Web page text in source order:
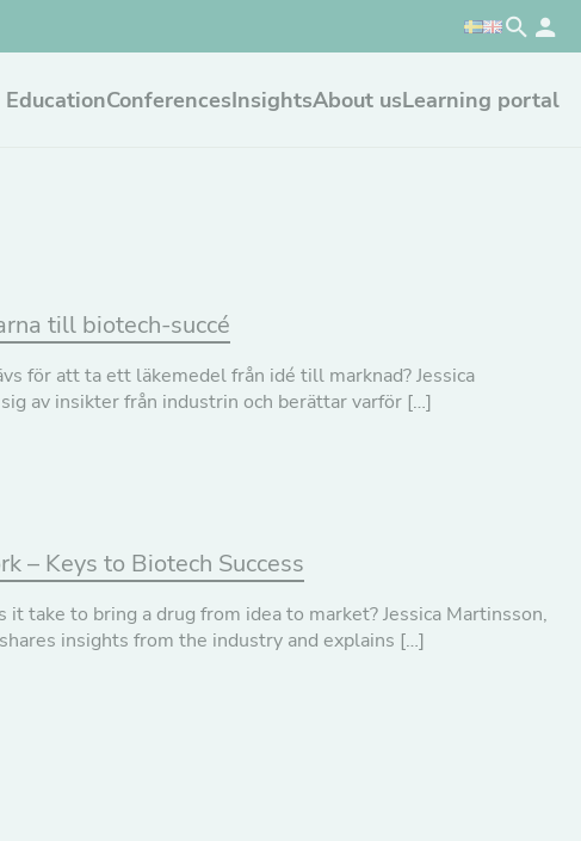
EducationConferencesInsightsAbout usLearning portal
till biotech-succé
för att ta ett läkemedel från idé till marknad? Jessica
av insikter från industrin och berättar varför […]
– Keys to Biotech Success
take to bring a drug from idea to market? Jessica Martinsson,
insights from the industry and explains […]